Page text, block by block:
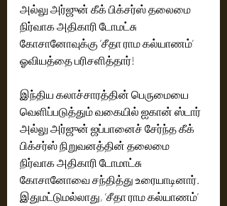
அல்லு அர்ஜுன் கீக் பிக்சர்ஸ் தலைமை
நிர்வாக அதிகாரி டோமட்சு
கோசானோவுக்கு ’சீதா ராம கல்யாணம்’
ஓவியத்தை பரிசளித்தார்!
இந்திய கலாச்சாரத்தின் பெருமையை
வெளிப்படுத்தும் வகையில் ஐகான் ஸ்டார்
அல்லு அர்ஜுன் ஜப்பானைச் சேர்ந்த கீக்
பிக்சர்ஸ் நிறுவனத்தின் தலைமை
நிர்வாக அதிகாரி டோமாட்சு
கோசானோவை சந்தித்து உரையாடினார்.
இதுமட்டுமல்லாது, ‘சீதா ராம கல்யாணம்’